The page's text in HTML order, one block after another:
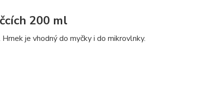
200 ml
je vhodný do myčky i do mikrovlnky.